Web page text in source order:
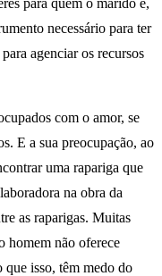
necessário para ter
agenciar os recursos
com o amor, se
E a sua preocupação, ao
uma rapariga que
na obra da
as raparigas. Muitas
homem não oferece
que isso, têm medo do